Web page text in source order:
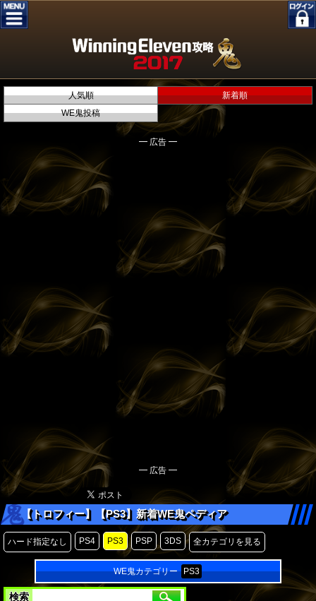
人気順
新着順
WE鬼投稿
━ 広告 ━
━ 広告 ━
【トロフィー】【PS3】新着WE鬼ペディア
ハード指定なし PS4 PS3 PSP 3DS 全カテゴリを見る
WE鬼カテゴリー PS3
検索